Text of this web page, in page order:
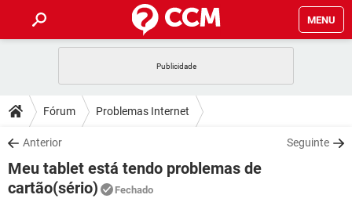
MENU
CELULAR FACEBOOK
OUTLOOK
INSTAGRAM GMAIL
GUIA DE COMPRAS
DICAS
JOGOS WHATSAPP
OUTLOOK
DOWNLOADS
JOGOS WHATSAPP
CELULAR
FÓRUM
Fórum Problemas Internet
Anterior Seguinte
Meu tablet está tendo problemas de
cartão(sério)
Fechado